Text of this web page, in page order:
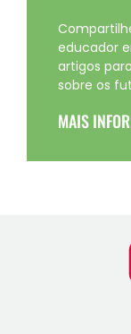
educador
artigos
sobre os
MAIS